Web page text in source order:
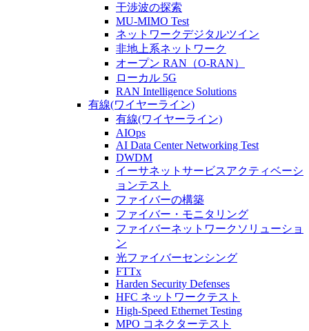
干渉波の探索
MU-MIMO Test
ネットワークデジタルツイン
非地上系ネットワーク
オープン RAN（O-RAN）
ローカル 5G
RAN Intelligence Solutions
有線(ワイヤーライン)
有線(ワイヤーライン)
AIOps
AI Data Center Networking Test
DWDM
イーサネットサービスアクティベーシ
ョンテスト
ファイバーの構築
ファイバー・モニタリング
ファイバーネットワークソリューショ
ン
光ファイバーセンシング
FTTx
Harden Security Defenses
HFC ネットワークテスト
High-Speed Ethernet Testing
MPO コネクターテスト